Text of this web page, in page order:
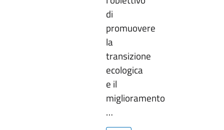
di
promuovere
la
transizione
ecologica
e il
miglioramento
…